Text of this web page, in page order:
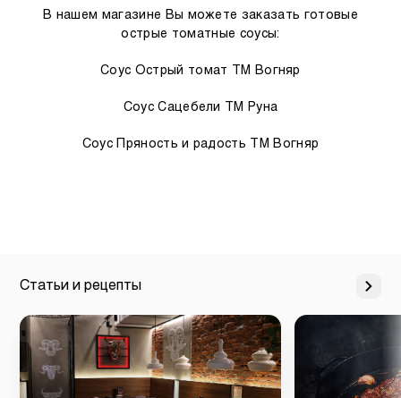
В нашем магазине Вы можете заказать готовые
острые томатные соусы:
Соус Острый томат ТМ Вогняр
Соус Сацебели ТМ Руна
Соус Пряность и радость ТМ Вогняр
Статьи и рецепты